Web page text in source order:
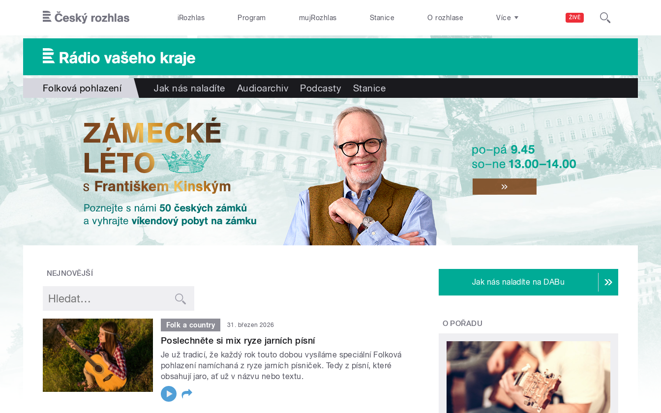
ŽIVĚ
iRozhlas Program mujRozhlas Stanice O rozhlase Více
Folková pohlazení Jak nás naladíte Audioarchiv Podcasty Stanice
NEJNOVĚJŠÍ
Folk a country 31. březen 2026
Poslechněte si mix ryze jarních písní
Je už tradicí, že každý rok touto dobou vysíláme speciální Folková
pohlazení namíchaná z ryze jarních písniček. Tedy z písní, které
obsahují jaro, ať už v názvu nebo textu.
Jak nás naladíte na DABu
O POŘADU